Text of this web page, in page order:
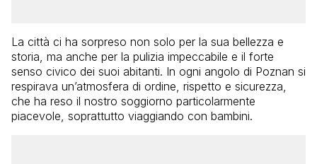
La città ci ha sorpreso non solo per la sua bellezza e
storia, ma anche per la pulizia impeccabile e il forte
senso civico dei suoi abitanti. In ogni angolo di Poznan si
respirava un’atmosfera di ordine, rispetto e sicurezza,
che ha reso il nostro soggiorno particolarmente
piacevole, soprattutto viaggiando con bambini.